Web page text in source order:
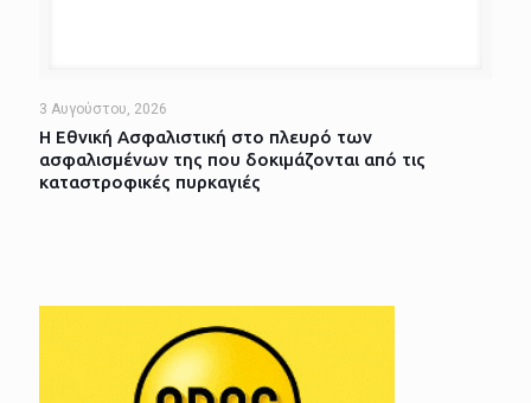
3 Αυγούστου, 2026
Η Εθνική Ασφαλιστική στο πλευρό των
ασφαλισμένων της που δοκιμάζονται από τις
καταστροφικές πυρκαγιές